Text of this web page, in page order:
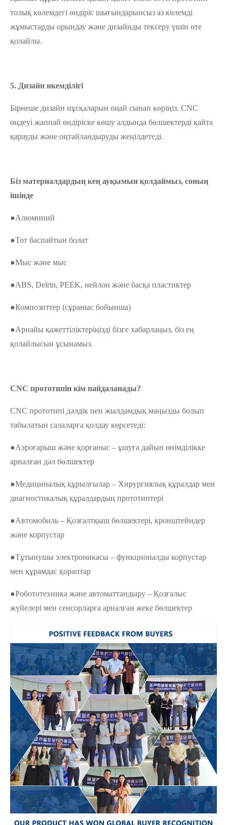
толық көлемдегі өндіріс шығындарынсыз аз көлемді
жұмыстарды орындау және дизайнды тексеру үшін өте
қолайлы.
5. Дизайн икемділігі
Бірнеше дизайн нұсқаларын оңай сынап көріңіз. CNC
өңдеуі жаппай өндіріске көшу алдында бөлшектерді қайта
қарауды және оңтайландыруды жеңілдетеді.
Біз материалдардың кең ауқымын қолдаймыз, соның
ішінде
●Алюминий
●Тот баспайтын болат
●Мыс және мыс
●ABS, Delrin, PEEK, нейлон және басқа пластиктер
●Композиттер (сұраныс бойынша)
●Арнайы қажеттіліктеріңізді бізге хабарлаңыз, біз ең
қолайлысын ұсынамыз.
CNC прототипін кім пайдаланады?
CNC прототипі дәлдік пен жылдамдық маңызды болып
табылатын салаларға қолдау көрсетеді:
●Аэроғарыш және қорғаныс – ұшуға дайын өнімділікке
арналған дәл бөлшектер
●Медициналық құрылғылар – Хирургиялық құралдар мен
диагностикалық құралдардың прототиптері
●Автомобиль – Қозғалтқыш бөлшектері, кронштейндер
және корпустар
●Тұтынушы электроникасы – функционалды корпустар
мен құрамдас қораптар
●Робототехника және автоматтандыру – Қозғалыс
жүйелері мен сенсорларға арналған жеке бөлшектер